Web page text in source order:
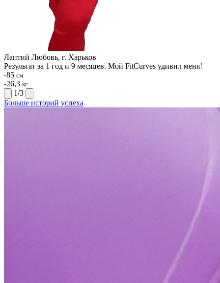
Лаптий Любовь, г. Харьков
Результат за 1 год и 9 месяцев. Мой FitCurves удивил меня!
-85 см
-26,3 кг
1/3
Больше историй успеха